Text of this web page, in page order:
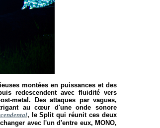
montées en puissances et des
redescendent avec fluidité vers
metal. Des attaques par vagues,
au cœur d'une onde sonore
, le Split qui réunit ces deux
avec l'un d'entre eux, MONO,